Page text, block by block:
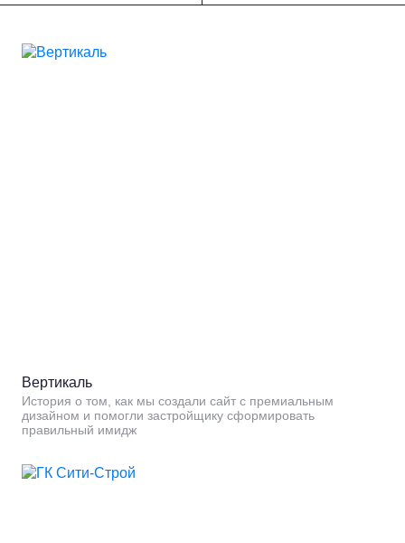
Вертикаль
История о том, как мы создали сайт с премиальным
дизайном и помогли застройщику сформировать
правильный имидж